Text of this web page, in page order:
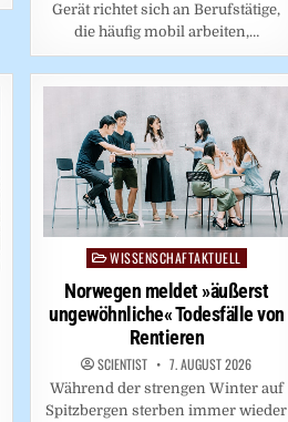
Gerät richtet sich an Berufstätige,
die häufig mobil arbeiten,…
PostedWISSENSCHAFTAKTUELL
Norwegen meldet »äußerst
ungewöhnliche« Todesfälle von
Rentieren
SCIENTIST 7. AUGUST 2026
Während der strengen Winter auf
Spitzbergen sterben immer wieder